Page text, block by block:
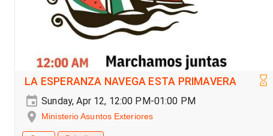
LA ESPERANZA NAVEGA ESTA PRIMAVERA
Sunday, Apr 12, 12:00 PM-01:00 PM
Ministerio Asuntos Exteriores